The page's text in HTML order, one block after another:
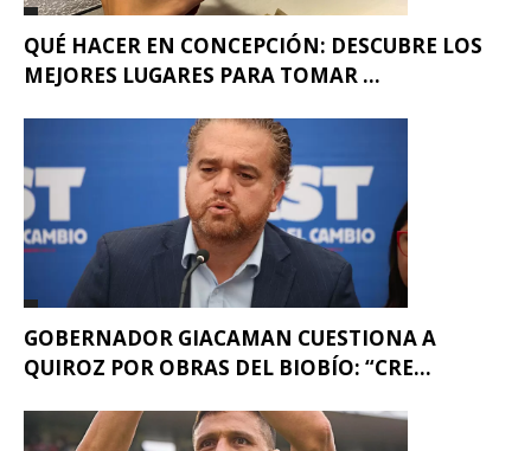
QUÉ HACER EN CONCEPCIÓN: DESCUBRE LOS
MEJORES LUGARES PARA TOMAR ...
GOBERNADOR GIACAMAN CUESTIONA A
QUIROZ POR OBRAS DEL BIOBÍO: “CRE...